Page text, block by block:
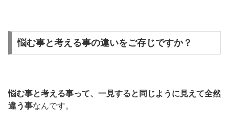
悩む事と考える事の違いをご存じですか？
悩む事と考える事って、一見すると同じように見えて全然
違う事なんです。